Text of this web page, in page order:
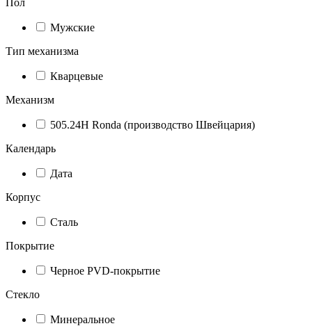
Пол
Мужские
Тип механизма
Кварцевые
Механизм
505.24H Ronda (производство Швейцария)
Календарь
Дата
Корпус
Сталь
Покрытие
Черное PVD-покрытие
Стекло
Минеральное